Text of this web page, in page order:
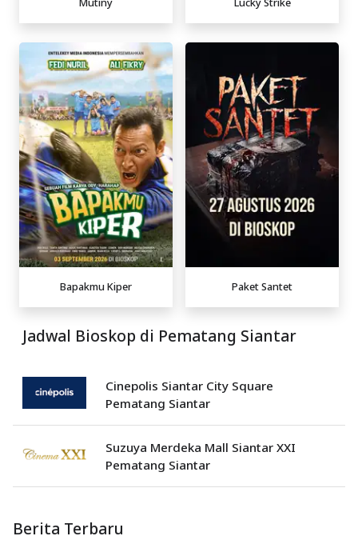
Bapakmu Kiper Paket Santet
Jadwal Bioskop di Pematang Siantar
Cinepolis Siantar City Square
Pematang Siantar
Suzuya Merdeka Mall Siantar XXI
Pematang Siantar
Berita Terbaru